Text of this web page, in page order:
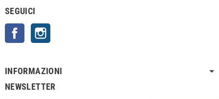
SEGUICI
Facebook
INFORMAZIONI
NEWSLETTER